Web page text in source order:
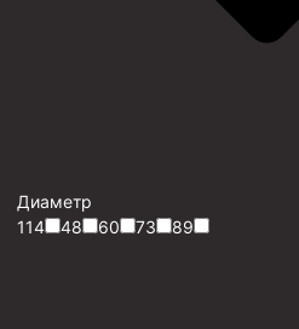
Диаметр
114
48 60 73 89